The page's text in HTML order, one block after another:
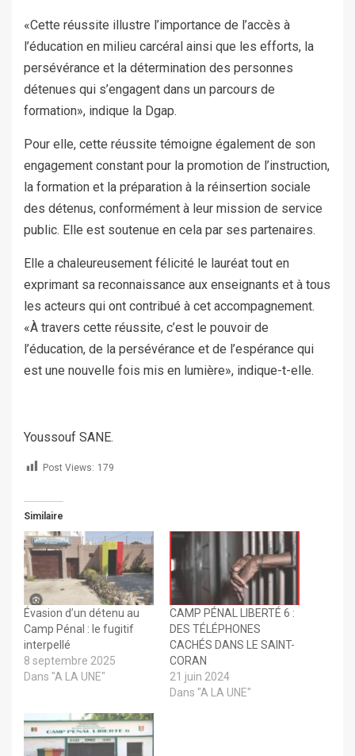
«Cette réussite illustre l’importance de l’accès à
l’éducation en milieu carcéral ainsi que les efforts, la
persévérance et la détermination des personnes
détenues qui s’engagent dans un parcours de
formation», indique la Dgap.
Pour elle, cette réussite témoigne également de son
engagement constant pour la promotion de l’instruction,
la formation et la préparation à la réinsertion sociale
des détenus, conformément à leur mission de service
public. Elle est soutenue en cela par ses partenaires.
Elle a chaleureusement félicité le lauréat tout en
exprimant sa reconnaissance aux enseignants et à tous
les acteurs qui ont contribué à cet accompagnement.
«À travers cette réussite, c’est le pouvoir de
l’éducation, de la persévérance et de l’espérance qui
est une nouvelle fois mis en lumière», indique-t-elle.
Youssouf SANE.
Post Views: 179
Similaire
Évasion d’un détenu au
Camp Pénal : le fugitif
interpellé
8 septembre 2025
Dans "A LA UNE"
CAMP PÉNAL LIBERTÉ 6 :
DES TÉLÉPHONES
CACHÉS DANS LE SAINT-
CORAN
21 juin 2024
Dans "A LA UNE"